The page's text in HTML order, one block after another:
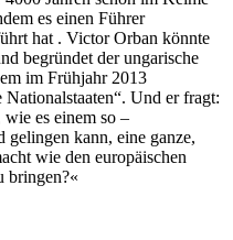
es einen Führer
hat . Victor Orban könnte
begründet der ungarische
im Frühjahr 2013
Nationalstaaten“. Und er fragt:
es einem so –
kann, eine ganze,
wie den europäischen
bringen?«